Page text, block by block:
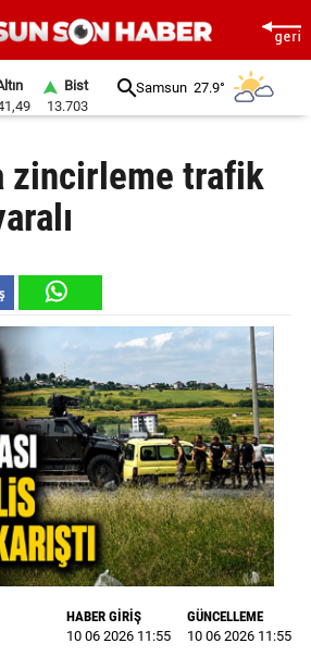
Bist
13.703
Samsun 27.9°
zincirleme trafik
HABER GİRİŞ
10 06 2026 11:55
GÜNCELLEME
10 06 2026 11:55